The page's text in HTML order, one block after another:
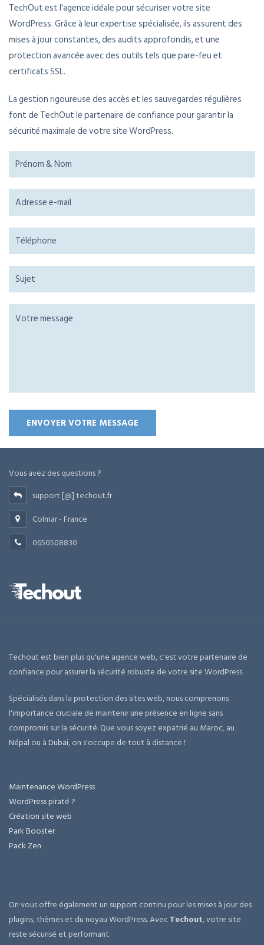
TechOut est l'agence idéale pour sécuriser votre site
WordPress. Grâce à leur expertise spécialisée, ils assurent des
mises à jour constantes, des audits approfondis, et une
protection avancée avec des outils tels que pare-feu et
certificats SSL.
La gestion rigoureuse des accès et les sauvegardes régulières
font de TechOut le partenaire de confiance pour garantir la
sécurité maximale de votre site WordPress.
Vous avez des questions ?
support [@] techout.fr
Colmar - France
0650508830
Techout est bien plus qu'une agence web, c'est votre partenaire de
confiance pour assurer la sécurité robuste de votre site WordPress.
Spécialisés dans la protection des sites web, nous comprenons
l'importance cruciale de maintenir une présence en ligne sans
compromis sur la sécurité. Que vous soyez expatrié au Maroc, au
Népal ou àDubai, on s'occupe de tout à distance !
Maintenance WordPress
WordPress piraté ?
Création site web
Park Booster
Pack Zen
On vous offre également un support continu pour les mises à jour des
plugins, thèmes et du noyau WordPress. AvecTechout, votre site
reste sécurisé et performant.